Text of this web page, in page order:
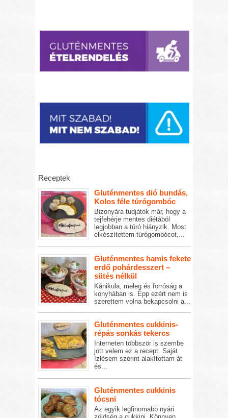
Receptek
Gluténmentes dió bundás,
Kolos féle túrógombóc
Bizonyára tudjátok már, hogy a
tejfehérje mentes diétából
legjobban a túró hiányzik. Most
elkészítettem túrógombócot,...
Gluténmentes hamis fekete
erdő pohárdesszert –
sütés nélkül
Kánikula, meleg és forróság a
konyhában is. Épp ezért nem is
szerettem volna bekapcsolni a...
Gluténmentes cukkinis-
répás sonkás tekercs
Interneten többször is szembe
jött velem ez a recept. Saját
ízlésem szerint alakítottam át
és...
Gluténmentes cukkinis
tócsni
Az egyik legfinomabb nyári